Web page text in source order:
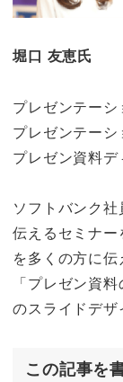
堀口 友恵氏
プレゼンテー
プレゼンテー
プレゼン資料デ
ソフトバンク
伝えるセミナ
を多くの方に
「プレゼン資
のスライドデザ
この記事を